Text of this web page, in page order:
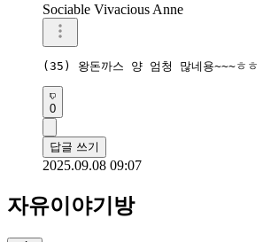
Sociable Vivacious Anne
(35) 왕돈까스 양 엄청 많네용~~~ㅎㅎ
0
답글 쓰기
2025.09.08 09:07
자유이야기방